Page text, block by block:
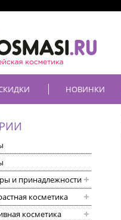
НОВИНКИ
и принадлежности
косметика
косметика